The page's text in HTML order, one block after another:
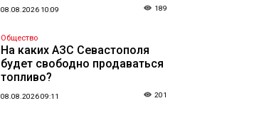
08.08.2026 10:09 189
Общество
На каких АЗС Севастополя
будет свободно продаваться
топливо?
08.08.2026 09:11 201